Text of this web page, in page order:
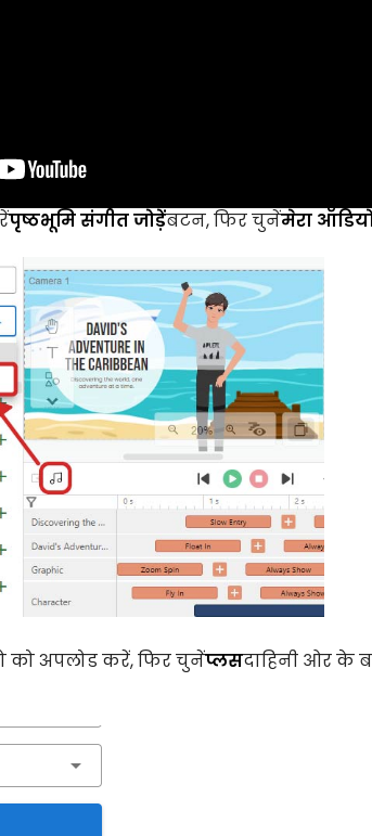
पृष्ठभूमि संगीत जोड़ेंबटन, फिर चुनेंमेरा
को अपलोड करें, फिर चुनेंप्लसदाहिनी ओर के